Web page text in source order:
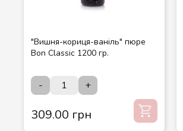
"Вишня-кориця-ваніль" пюре
Bon Classic 1200 гр.
- +
309.00 грн